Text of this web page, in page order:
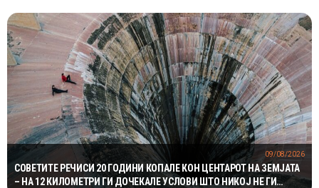
СОВЕТИТЕ РЕЧИСИ 20 ГОДИНИ КОПАЛЕ КОН ЦЕНТАРОТ НА ЗЕМЈАТА
– НА 12 КИЛОМЕТРИ ГИ ДОЧЕКАЛЕ УСЛОВИ ШТО НИКОЈ НЕ ГИ
09/08/2026